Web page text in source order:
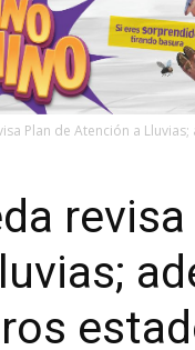
Plan de Atención a